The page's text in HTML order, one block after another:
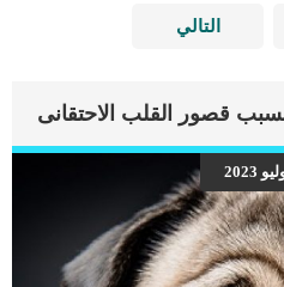
التالي
قصور القلب الاحتقانى